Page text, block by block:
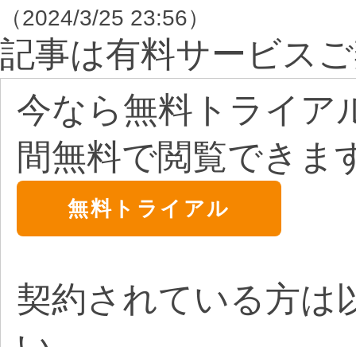
（2024/3/25 23:56）
記事は有料サービス
今なら無料トライア
間無料で閲覧できま
無料トライアル
契約されている方は